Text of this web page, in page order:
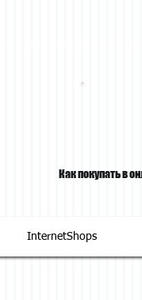
Как покупать в
InternetShops